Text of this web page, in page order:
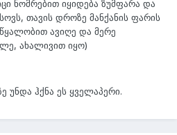
ნომრებით იყიდება ზუმფარა და
თავის დროზე მანქანის ფარის
ავიღე და მერე
ახალივით იყო)
უნდა ჰქნა ეს ყველაპერი.